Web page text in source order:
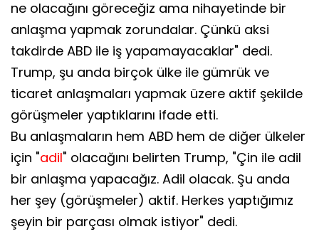
ne olacağını göreceğiz ama nihayetinde bir
anlaşma yapmak zorundalar. Çünkü aksi
takdirde ABD ile iş yapamayacaklar" dedi.
Trump, şu anda birçok ülke ile gümrük ve
ticaret anlaşmaları yapmak üzere aktif şekilde
görüşmeler yaptıklarını ifade etti.
Bu anlaşmaların hem ABD hem de diğer ülkeler
için "adil" olacağını belirten Trump, "Çin ile adil
bir anlaşma yapacağız. Adil olacak. Şu anda
her şey (görüşmeler) aktif. Herkes yaptığımız
şeyin bir parçası olmak istiyor" dedi.